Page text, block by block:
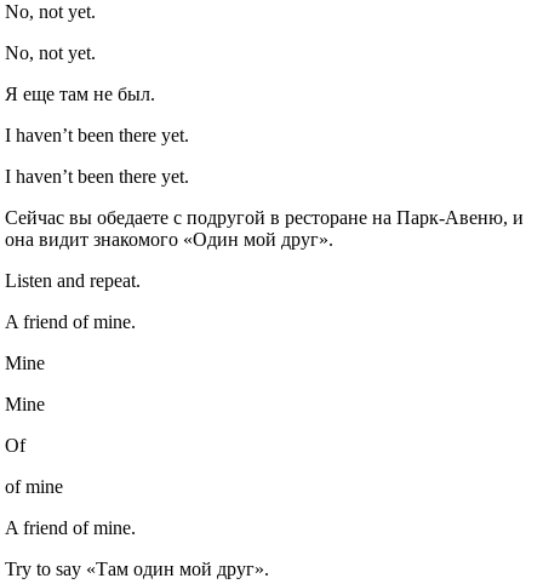
No, not yet.
No, not yet.
Я еще там не был.
I haven’t been there yet.
I haven’t been there yet.
Сейчас вы обедаете с подругой в ресторане на Парк-Авеню, и
она видит знакомого «Один мой друг».
Listen and repeat.
A friend of mine.
Mine
Mine
Of
of mine
A friend of mine.
Try to say «Там один мой друг».